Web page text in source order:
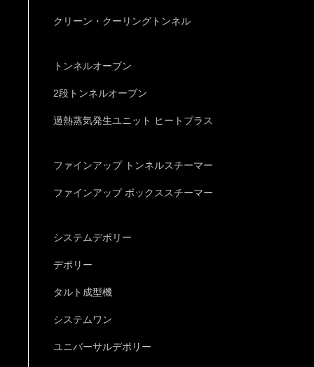
クリーン・クーリングトンネル
トンネルオーブン
2段トンネルオーブン
過熱蒸気発生ユニット ヒートプラス
ファインアップ トンネルスチーマー
ファインアップ ボックススチーマー
システムデポリー
デポリー
タルト成型機
システムワン
ユニバーサルデポリー